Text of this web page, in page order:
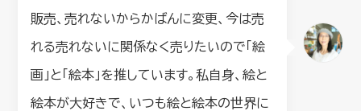
販売、売れないからかばんに変更、今は売
れる売れないに関係なく売りたいので「絵
画」と「絵本」を推しています。私自身、絵と
絵本が大好きで、いつも絵と絵本の世界に